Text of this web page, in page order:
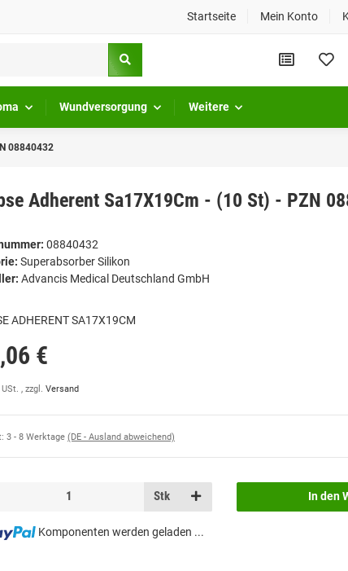
Startseite Mein Konto
Wundversorgung Weitere
08840432
Adherent Sa17X19Cm - (10 St) - PZN
08840432
Superabsorber Silikon
Advancis Medical Deutschland GmbH
ADHERENT SA17X19CM
€
, zzgl. Versand
3 - 8 Werktage (DE - Ausland abweichend)
Stk In den
Komponenten werden geladen ...